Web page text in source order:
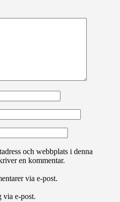
och webbplats i denna
en kommentar.
via e-post.
via e-post.